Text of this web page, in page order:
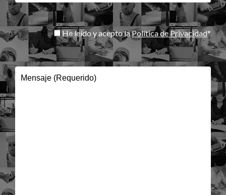
He leído y acepto laPolítica de Privacidad*